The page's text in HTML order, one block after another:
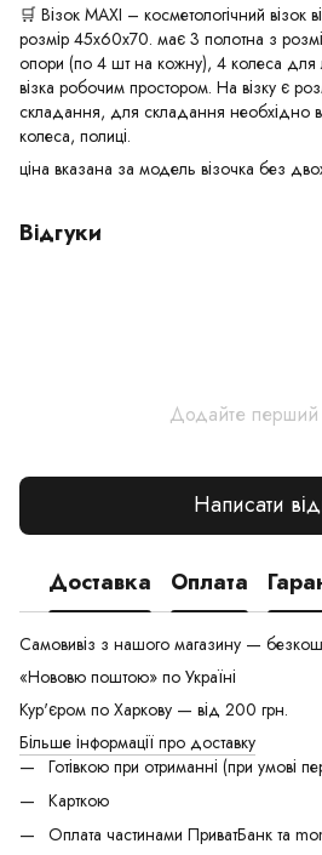
🛒 Візок MAXI – косметологічний візок
розмір 45х60х70. має 3 полотна з
опори (по 4 шт на кожну), 4 колеса для
візка робочим простором. На візку є
складання, для складання необхідно
колеса, полиці.
ціна вказана за модель візочка без
Відгуки
Додайте перший
Написати
Доставка Оплата
Самовивіз з нашого магазину —
«Нововю поштою» по Україні
Кур'єром по Харкову — від 200 грн.
Більше інформації про доставку
Готівкою при отриманні (при умові
Карткою
Оплата частинами ПриватБанк та